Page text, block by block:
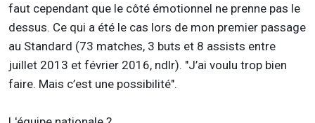
faut cependant que le côté émotionnel ne prenne pas le
dessus. Ce qui a été le cas lors de mon premier passage
au Standard (73 matches, 3 buts et 8 assists entre
juillet 2013 et février 2016, ndlr). "J’ai voulu trop bien
faire. Mais c’est une possibilité".